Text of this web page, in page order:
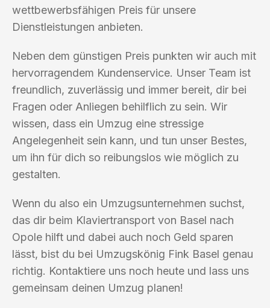
wettbewerbsfähigen Preis für unsere
Dienstleistungen anbieten.
Neben dem günstigen Preis punkten wir auch mit
hervorragendem Kundenservice. Unser Team ist
freundlich, zuverlässig und immer bereit, dir bei
Fragen oder Anliegen behilflich zu sein. Wir
wissen, dass ein Umzug eine stressige
Angelegenheit sein kann, und tun unser Bestes,
um ihn für dich so reibungslos wie möglich zu
gestalten.
Wenn du also ein Umzugsunternehmen suchst,
das dir beim Klaviertransport von Basel nach
Opole hilft und dabei auch noch Geld sparen
lässt, bist du bei Umzugskönig Fink Basel genau
richtig. Kontaktiere uns noch heute und lass uns
gemeinsam deinen Umzug planen!